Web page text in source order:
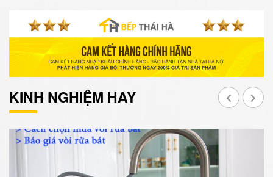
KINH NGHIỆM HAY